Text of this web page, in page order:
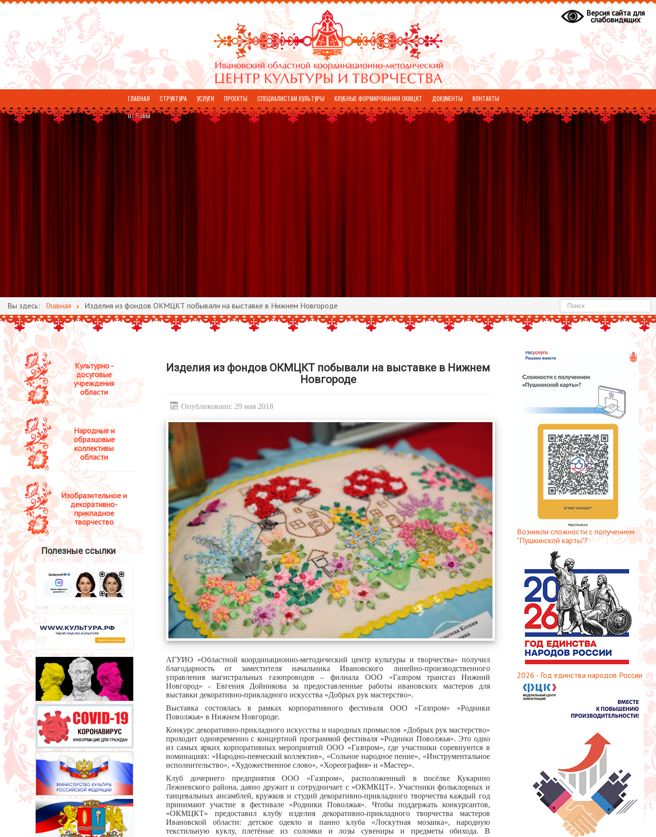
Версия сайта для
слабовидящих
ГЛАВНАЯ СТРУКТУРА УСЛУГИ ПРОЕКТЫ СПЕЦИАЛИСТАМ КУЛЬТУРЫ КЛУБНЫЕ ФОРМИРОВАНИЯ ОКМЦКТ ДОКУМЕНТЫ КОНТАКТЫ
ОТЗЫВЫ
Вы здесь: Главная Изделия из фондов ОКМЦКТ побывали на выставке в Нижнем Новгороде Найти
Культурно -
досуговые
учреждения
области
Народные и
образцовые
коллективы
области
Изобразительное и
декоративно-
прикладное
творчество
Полезные ссылки
Изделия из фондов ОКМЦКТ побывали на выставке в Нижнем
Новгороде
Опубликовано: 29 мая 2018
АГУИО «Областной координационно-методический центр культуры и творчества» получил
благодарность от заместителя начальника Ивановского линейно-производственного
управления магистральных газопроводов – филиала ООО «Газпром трансгаз Нижний
Новгород» - Евгения Дойникова за предоставленные работы ивановских мастеров для
выставки декоративно-прикладного искусства «Добрых рук мастерство».
Выставка состоялась в рамках корпоративного фестиваля ООО «Газпром» «Родники
Поволжья» в Нижнем Новгороде.
Конкурс декоративно-прикладного искусства и народных промыслов «Добрых рук мастерство»
проходит одновременно с концертной программой фестиваля «Родники Поволжья». Это одно
из самых ярких корпоративных мероприятий ООО «Газпром», где участники соревнуются в
номинациях: «Народно-певческий коллектив», «Сольное народное пение», «Инструментальное
исполнительство», «Художественное слово», «Хореография» и «Мастер».
Клуб дочернего предприятия ООО «Газпром», расположенный в посёлке Кукарино
Лежневского района, давно дружит и сотрудничает с «ОКМКЦТ». Участники фольклорных и
танцевальных ансамблей, кружков и студий декоративно-прикладного творчества каждый год
принимают участие в фестивале «Родники Поволжья». Чтобы поддержать конкурсантов,
«ОКМЦКТ» предоставил клубу изделия декоративно-прикладного творчества мастеров
Ивановской области: детское одеяло и панно клуба «Лоскутная мозаика», народную
текстильную куклу, плетёные из соломки и лозы сувениры и предметы обихода. В
Возникли сложности с получением
"Пушкинской карты"?
2026 - Год единства народов России